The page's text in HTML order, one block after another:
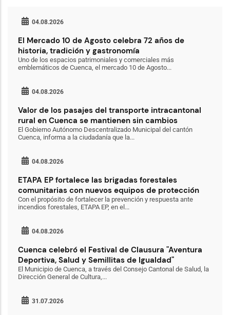
04.08.2026
El Mercado 10 de Agosto celebra 72 años de
historia, tradición y gastronomía
Uno de los espacios patrimoniales y comerciales más
emblemáticos de Cuenca, el mercado 10 de Agosto...
04.08.2026
Valor de los pasajes del transporte intracantonal
rural en Cuenca se mantienen sin cambios
El Gobierno Autónomo Descentralizado Municipal del cantón
Cuenca, informa a la ciudadanía que la...
04.08.2026
ETAPA EP fortalece las brigadas forestales
comunitarias con nuevos equipos de protección
Con el propósito de fortalecer la prevención y respuesta ante
incendios forestales, ETAPA EP, en el...
04.08.2026
Cuenca celebró el Festival de Clausura "Aventura
Deportiva, Salud y Semillitas de Igualdad"
El Municipio de Cuenca, a través del Consejo Cantonal de Salud, la
Dirección General de Cultura,...
31.07.2026